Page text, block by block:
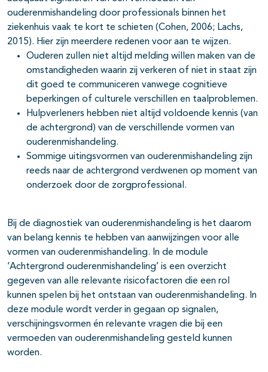
ouderenmishandeling door professionals binnen het
ziekenhuis vaak te kort te schieten (Cohen, 2006; Lachs,
2015). Hier zijn meerdere redenen voor aan te wijzen.
Ouderen zullen niet altijd melding willen maken van de
omstandigheden waarin zij verkeren of niet in staat zijn
dit goed te communiceren vanwege cognitieve
beperkingen of culturele verschillen en taalproblemen.
Hulpverleners hebben niet altijd voldoende kennis (van
de achtergrond) van de verschillende vormen van
ouderenmishandeling.
Sommige uitingsvormen van ouderenmishandeling zijn
reeds naar de achtergrond verdwenen op moment van
onderzoek door de zorgprofessional.
Bij de diagnostiek van ouderenmishandeling is het daarom
van belang kennis te hebben van aanwijzingen voor alle
vormen van ouderenmishandeling. In de module
‘Achtergrond ouderenmishandeling’ is een overzicht
gegeven van alle relevante risicofactoren die een rol
kunnen spelen bij het ontstaan van ouderenmishandeling. In
deze module wordt verder in gegaan op signalen,
verschijningsvormen én relevante vragen die bij een
vermoeden van ouderenmishandeling gesteld kunnen
worden.